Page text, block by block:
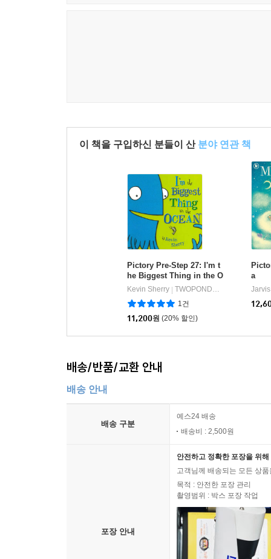
이 책을 구입하신 분들이 산 분야 연관 책
Pictory Pre-Step 27: I'm t
he Biggest Thing in the O
cean
Kevin Sherry
TWOPONDS(투판즈)
1건
11,200원 (20% 할인)
a
Jarvis
배송/반품/교환 안내
배송 안내
배송 구분
예스24 배송
배송비 : 2,500원
포장 안내
안전하고 정확한 포장을 위
고객님께 배송되는 모든 상
목적 : 안전한 포장 관리
촬영범위 : 박스 포장 작업